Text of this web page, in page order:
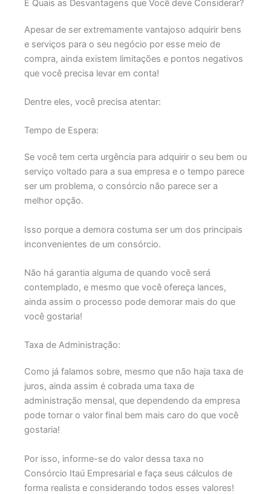
E Quais as Desvantagens que Você deve Considerar?
Apesar de ser extremamente vantajoso adquirir bens
e serviços para o seu negócio por esse meio de
compra, ainda existem limitações e pontos negativos
que você precisa levar em conta!
Dentre eles, você precisa atentar:
Tempo de Espera:
Se você tem certa urgência para adquirir o seu bem ou
serviço voltado para a sua empresa e o tempo parece
ser um problema, o consórcio não parece ser a
melhor opção.
Isso porque a demora costuma ser um dos principais
inconvenientes de um consórcio.
Não há garantia alguma de quando você será
contemplado, e mesmo que você ofereça lances,
ainda assim o processo pode demorar mais do que
você gostaria!
Taxa de Administração:
Como já falamos sobre, mesmo que não haja taxa de
juros, ainda assim é cobrada uma taxa de
administração mensal, que dependendo da empresa
pode tornar o valor final bem mais caro do que você
gostaria!
Por isso, informe-se do valor dessa taxa no
Consórcio Itaú Empresarial e faça seus cálculos de
forma realista e considerando todos esses valores!